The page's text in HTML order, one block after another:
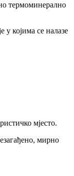
термоминерално
у којима се налазе
мјесто.
мирно